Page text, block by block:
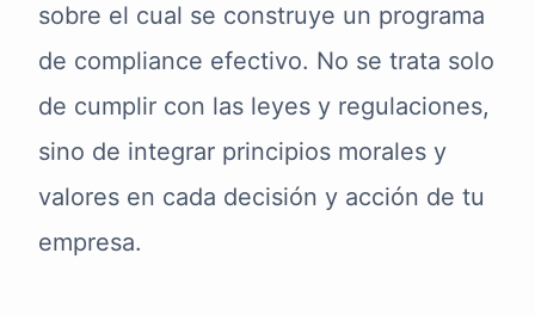
sobre el cual se construye un programa
de compliance efectivo. No se trata solo
de cumplir con las leyes y regulaciones,
sino de integrar principios morales y
valores en cada decisión y acción de tu
empresa.